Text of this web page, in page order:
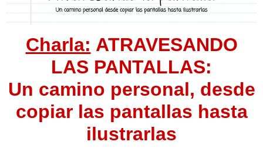
Charla: ATRAVESANDO
LAS PANTALLAS:
Un camino personal, desde
copiar las pantallas hasta
ilustrarlas